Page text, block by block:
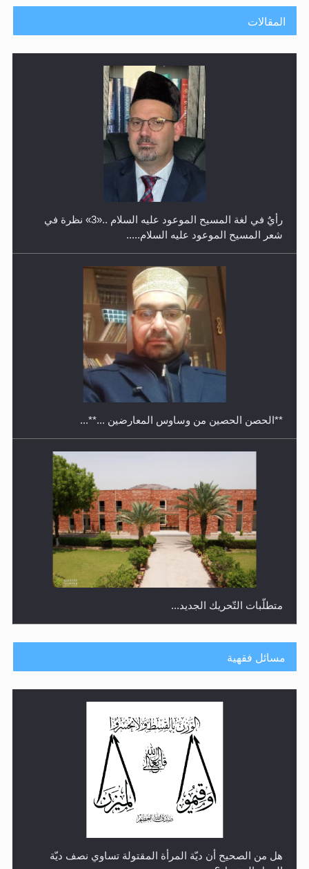
حفل توزيع الشهادات في الجامعة الأحمدية بنيجيريا لعام
معرض القرآن الكريم لمدة ثلاثين يوما في مكتبة مدينة
ريهيماكي في فنلند
المقالات
رأيٌ في لغة المسيح الموعود عليه السلام ..«3» نظرة في
شعر المسيح الموعود عليه السلام.....
**الحصن الحصين من وساوس المعارضين ...**...
متطلَّبات التّحريك الجديد...
رأيٌ في لغة المسيح الموعود عليه السلام.. 4...
مسائل فقهية
هل من الصحيح أن ديّة المرأة المقتولة تساوي نصف ديّة